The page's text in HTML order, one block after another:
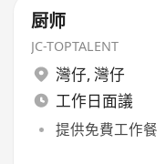
厨师
JC-TOPTALENT
灣仔, 灣仔
工作日面議
提供免費工作餐